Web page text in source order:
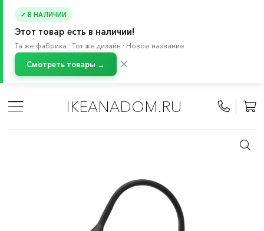
✓ В НАЛИЧИИ
Этот товар есть в наличии!
Та же фабрика · Тот же дизайн · Новое название
Смотреть товары → ✕
IKEANADOM.RU
/
Светодиодные светильники /
Светильники на светодиодах